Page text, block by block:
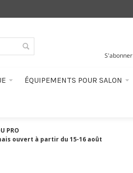
S'abonner
ÉQUIPEMENTS POUR SALON
PRO
ouvert à partir du 15-16 août